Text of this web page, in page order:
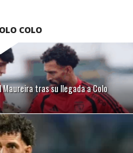
COLO
tras su llegada a Colo